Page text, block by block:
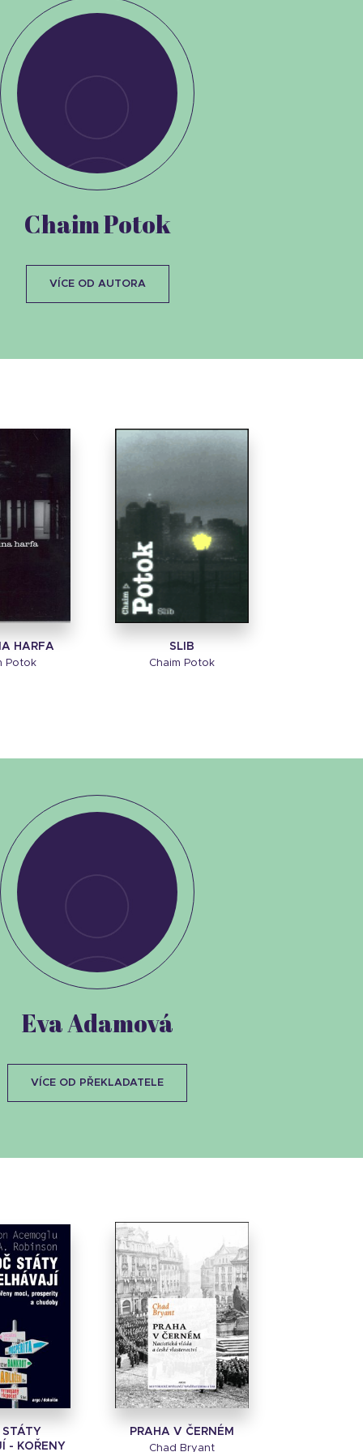
Chaim Potok
VÍCE OD AUTORA
HARFA
Potok
SLIB
Chaim Potok
Eva Adamová
VÍCE OD PŘEKLADATELE
STÁTY
- KOŘENY
PRAHA V ČERNÉM
Chad Bryant